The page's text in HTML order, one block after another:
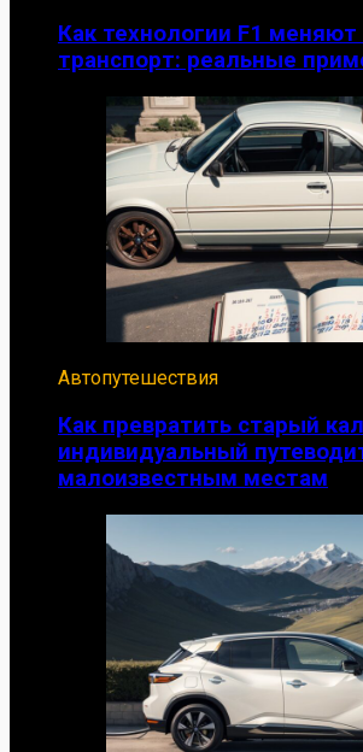
Как технологии F1 меняют
транспорт: реальные
Автопутешествия
Как превратить старый
индивидуальный
малоизвестным местам